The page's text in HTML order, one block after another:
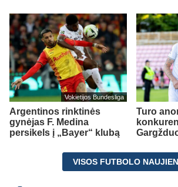
Vokietijos Bundesliga
Argentinos rinktinės
gynėjas F. Medina
persikels į „Bayer“ klubą
Turo
VISOS FUTBOLO